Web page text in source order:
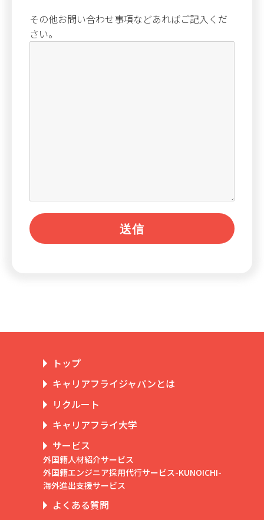
その他お問い合わせ事項などあればご記入くだ
さい。
トップ
キャリアフライジャパンとは
リクルート
キャリアフライ大学
サービス
外国籍人材紹介サービス
外国籍エンジニア採用代行サービス-KUNOICHI-
海外進出支援サービス
よくある質問